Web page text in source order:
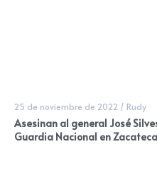
25 de noviembre de 2022 / Rudy
Asesinan al general José
Guardia Nacional en